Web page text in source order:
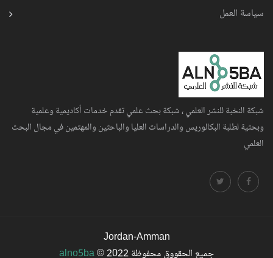
سياسة العمل
شبكة النخبة للنشر العلمي ، شبكة بحث علمي تقدم خدمات أكاديمية وعلمية
وبحثية لطلبة البكالوريس والدراسات العليا والباحثين والمهتمين في مجال البحث
العلمي
Jordan-Amman
جميع الحقووق محفوظة
alno5ba© 2022